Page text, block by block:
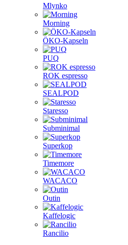
Mlynko
Morning
ÖKO-Kapseln
PUQ
ROK espresso
SEALPOD
Staresso
Subminimal
Superkop
Timemore
WACACO
Outin
Kaffelogic
Rancilio